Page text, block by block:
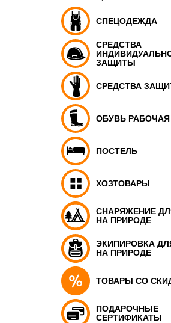
СПЕЦОДЕЖДА
СРЕДСТВА
ЗАЩИТЫ
СРЕДСТВА
ОБУВЬ РАБОЧАЯ
ПОСТЕЛЬ
ХОЗТОВАРЫ
СНАРЯЖЕНИЕ
НА ПРИРОДЕ
ЭКИПИРОВКА
НА ПРИРОДЕ
ТОВАРЫ СО
ПОДАРОЧНЫЕ
СЕРТИФИКАТЫ